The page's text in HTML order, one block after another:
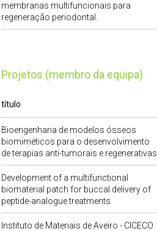
membranas multifuncionais para
regeneração periodontal.
Projetos (membro da equipa)
título
Bioengenharia de modelos ósseos
biomiméticos para o desenvolvimento
de terapias anti-tumorais e regenerativas
Development of a multifunctional
biomaterial patch for buccal delivery of
peptide-analogue treatments
Instituto de Materiais de Aveiro - CICECO